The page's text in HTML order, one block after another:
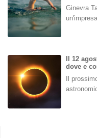
Ginevra
Il 12
dove e
Il